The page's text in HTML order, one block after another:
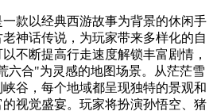
一款以经典西游故事为背景的休闲手
神话传说，为玩家带来多样化的自
不断提高行走速度解锁丰富剧情，
六合"为灵感的地图场景。从茫茫雪
谷，每个地域都呈现独特的景观和
视觉盛宴。玩家将扮演孙悟空、猪